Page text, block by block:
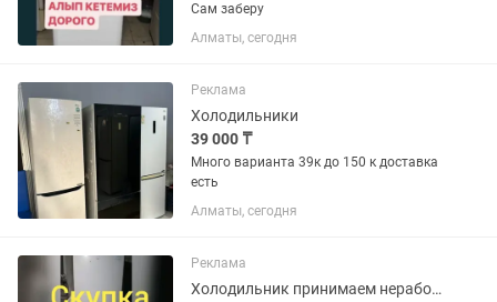
Сам заберу
Алматы, сегодня
Реклама
Холодильники
39 000 ₸
Много варианта 39к до 150 к доставка
есть
Алматы, сегодня
Реклама
Холодильник принимаем нерабочие